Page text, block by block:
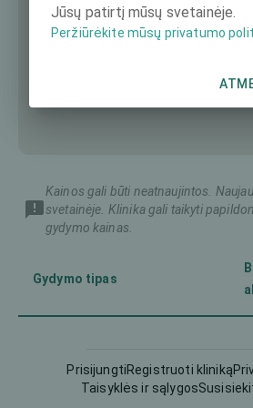
Kainos gali būti neatnaujintos.
svetainėje. Klinika gali taikyti
gydymo kainas.
Gydymo tipas
Intraokulinis lęšis (IOL) -
PrisijungtiRegistruoti kliniką
Taisyklės ir sąlygos
Jūsų patirtį mūsų svetainėje.
Peržiūrėkite mūsų privatumo